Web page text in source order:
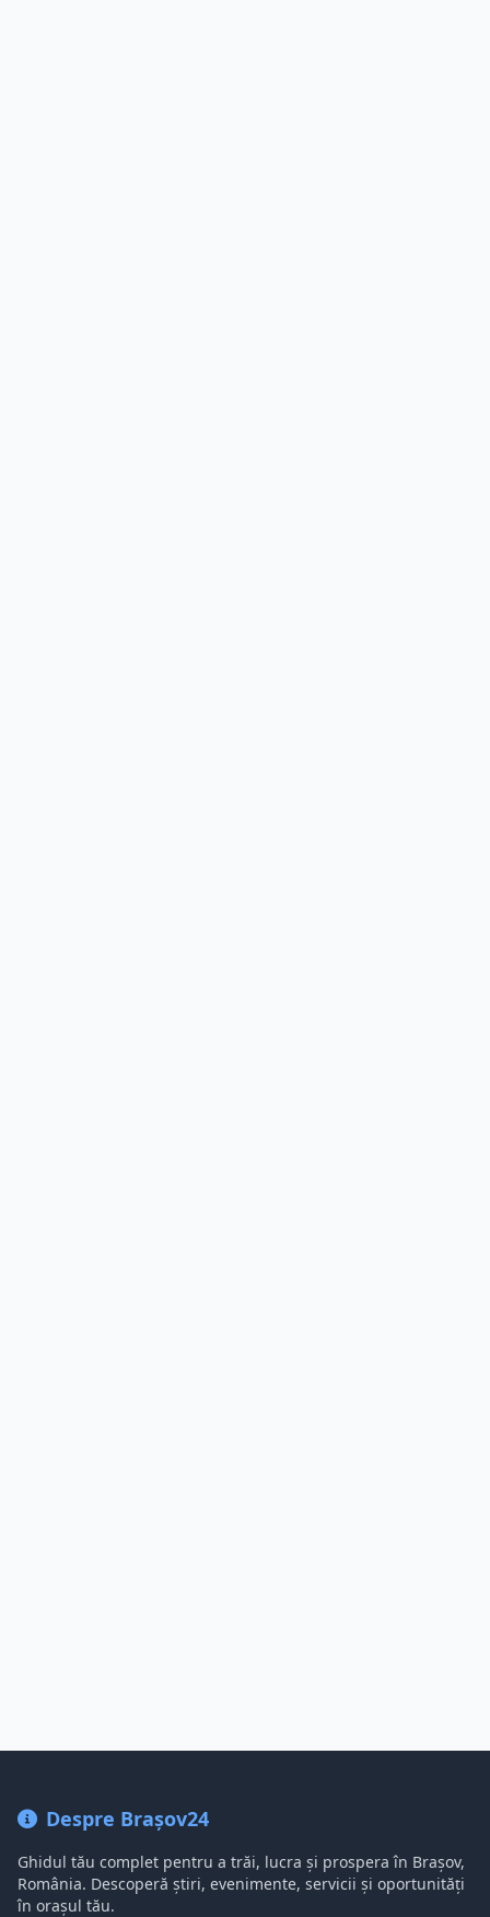
Despre Brașov24
Ghidul tău complet pentru a trăi, lucra și prospera în Brașov,
România. Descoperă știri, evenimente, servicii și oportunități
în orașul tău.